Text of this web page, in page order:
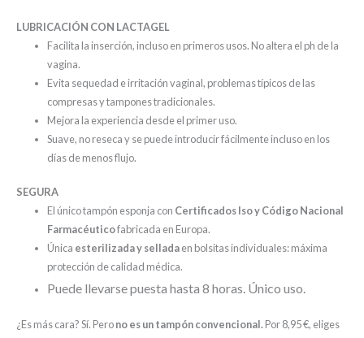
LUBRICACIÓN CON LACTAGEL
Facilita la inserción, incluso en primeros usos. No altera el ph de la
vagina.
Evita sequedad eirritación vaginal, problemas típicosde las
compresasytampones tradicionales.
Mejora la experiencia desde el primer uso.
Suave, no reseca y se puede introducir fácilmente incluso en los
días de menos flujo.
SEGURA
El único tampón esponja con Certificados Iso y Código Nacional
Farmacéuticofabricada en Europa.
Única esterilizaday selladaen bolsitas individuales: máxima
protección de calidad médica.
Puede llevarse puesta hasta 8 horas. Único uso.
¿Es más cara? Sí. Perono es un tampón convencional.Por 8,95 €, eliges